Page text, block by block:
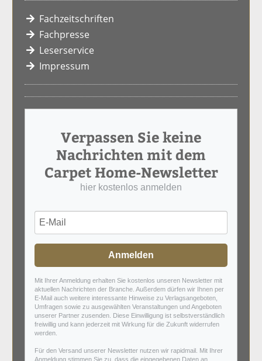
Fachzeitschriften
Fachpresse
Leserservice
Impressum
Verpassen Sie keine
Nachrichten mit dem
Carpet Home-Newsletter
hier kostenlos anmelden
Anmelden
Mit Ihrer Anmeldung erhalten Sie kostenlos unseren Newsletter mit
aktuellen Nachrichten der Branche. Außerdem dürfen wir Ihnen per
E-Mail auch weitere interessante Hinweise zu Verlagsangeboten,
Umfragen sowie zu ausgewählten Veranstaltungen und Angeboten
unserer Partner zusenden. Diese Einwilligung ist selbstverständlich
freiwillig und kann jederzeit mit Wirkung für die Zukunft widerrufen
werden.
Für den Versand unserer Newsletter nutzen wir rapidmail. Mit Ihrer
Anmeldung stimmen Sie zu, dass die eingegebenen Daten an